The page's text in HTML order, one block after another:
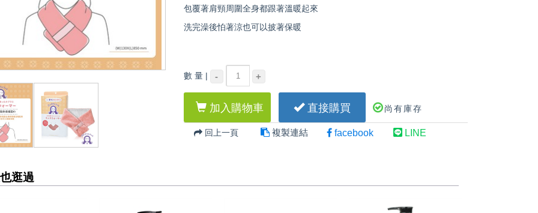
包覆著肩頸周圍全身都跟著溫暖起來
洗完澡後怕著涼也可以披著保暖
數 量 | - +
加入購物車 直接購買 尚有庫存
回上一頁 複製連結 facebook LINE
逛過